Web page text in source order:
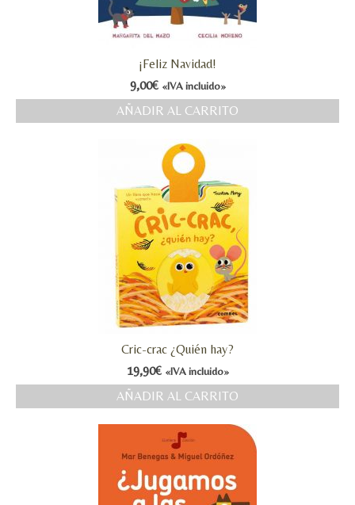
¡Feliz Navidad!
9,00€ «IVA incluido»
AÑADIR AL CARRITO
Cric-crac ¿Quién hay?
19,90€ «IVA incluido»
AÑADIR AL CARRITO